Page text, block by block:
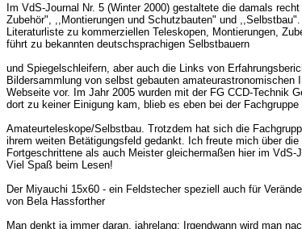
Im VdS-Journal Nr. 5 (Winter 2000) gestaltete die damals
Zubehör", ,,Montierungen und Schutzbauten" und
Literaturliste zu kommerziellen Teleskopen, Montierungen,
führt zu bekannten deutschsprachigen Selbstbauern
und Spiegelschleifern, aber auch die Links von
Bildersammlung von selbst gebauten
Webseite vor. Im Jahr 2005 wurden mit der FG CCD-Technik
dort zu keiner Einigung kam, blieb es eben bei der Fachgruppe
Amateurteleskope/Selbstbau. Trotzdem hat sich die
ihrem weiten Betätigungsfeld gedankt. Ich freute mich über
Fortgeschrittene als auch Meister gleichermaßen hier im
Viel Spaß beim Lesen!
Der Miyauchi 15x60 - ein Feldstecher speziell auch für
von Bela Hassforther
Man denkt ja immer daran, jahrelang: Irgendwann wird man